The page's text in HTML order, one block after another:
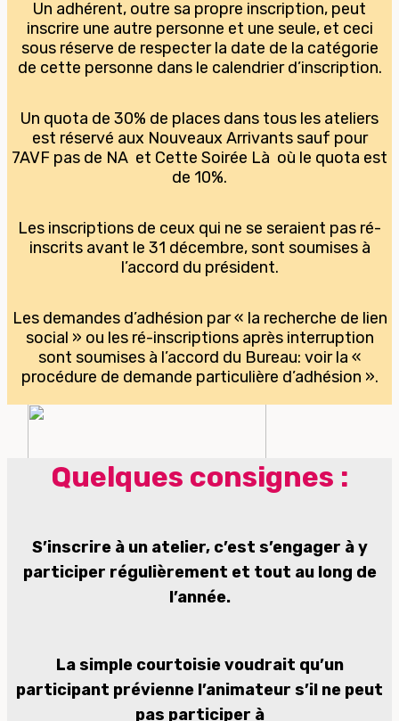
Un adhérent, outre sa propre inscription, peut
inscrire une autre personne et une seule, et ceci
sous réserve de respecter la date de la catégorie
de cette personne dans le calendrier d’inscription.
Un quota de 30% de places dans tous les ateliers
est réservé aux Nouveaux Arrivants sauf pour
7AVF pas de NA et Cette Soirée Là où le quota est
de 10%.
Les inscriptions de ceux qui ne se seraient pas ré-
inscrits avant le 31 décembre, sont soumises à
l’accord du président.
Les demandes d’adhésion par « la recherche de lien
social » ou les ré-inscriptions après interruption
sont soumises à l’accord du Bureau: voir la «
procédure de demande particulière d’adhésion ».
Quelques consignes :
S’inscrire à un atelier, c’est s’engager à y
participer régulièrement et tout au long de
l’année.
La simple courtoisie voudrait qu’un
participant prévienne l’animateur s’il ne peut
pas participer à